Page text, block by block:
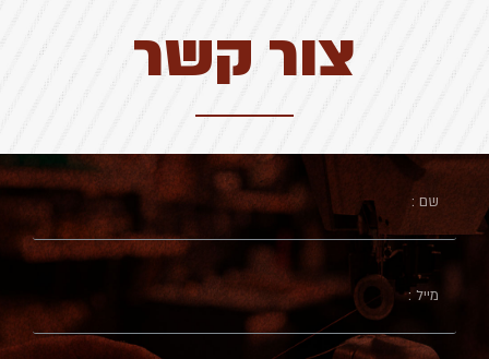
צור קשר